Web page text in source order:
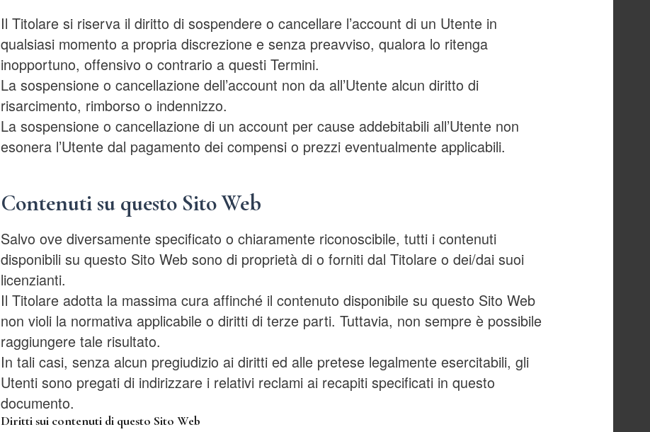
Il Titolare si riserva il diritto di sospendere o cancellare l’account di un Utente in
qualsiasi momento a propria discrezione e senza preavviso, qualora lo ritenga
inopportuno, offensivo o contrario a questi Termini.
La sospensione o cancellazione dell’account non da all’Utente alcun diritto di
risarcimento, rimborso o indennizzo.
La sospensione o cancellazione di un account per cause addebitabili all’Utente non
esonera l’Utente dal pagamento dei compensi o prezzi eventualmente applicabili.
Contenuti su questo Sito Web
Salvo ove diversamente specificato o chiaramente riconoscibile, tutti i contenuti
disponibili su questo Sito Web sono di proprietà di o forniti dal Titolare o dei/dai suoi
licenzianti.
Il Titolare adotta la massima cura affinché il contenuto disponibile su questo Sito Web
non violi la normativa applicabile o diritti di terze parti. Tuttavia, non sempre è possibile
raggiungere tale risultato.
In tali casi, senza alcun pregiudizio ai diritti ed alle pretese legalmente esercitabili, gli
Utenti sono pregati di indirizzare i relativi reclami ai recapiti specificati in questo
documento.
Diritti sui contenuti di questo Sito Web